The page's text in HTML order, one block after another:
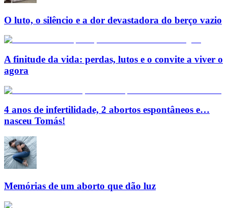
O luto, o silêncio e a dor devastadora do berço vazio
A finitude da vida: perdas, lutos e o convite a viver o
agora
4 anos de infertilidade, 2 abortos espontâneos e…
nasceu Tomás!
Memórias de um aborto que dão luz